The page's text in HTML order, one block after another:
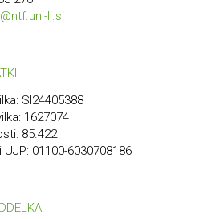
lj.si
SI24405388
1627074
85.422
01100-6030708186